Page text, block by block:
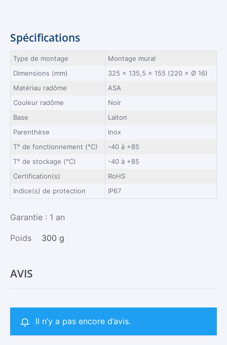
Spécifications
Type de montage
Montage mural
Dimensions (mm)
325 × 135,5 × 155 (220 × Ø 16)
Matériau radôme
ASA
Couleur radôme
Noir
Base
Laiton
Parenthèse
Inox
T° de fonctionnement (°C)
-40 à +85
T° de stockage (°C)
-40 à +85
Certification(s)
RoHS
Indice(s) de protection
IP67
Garantie : 1 an
Poids 300 g
AVIS
Il n’y a pas encore d’avis.